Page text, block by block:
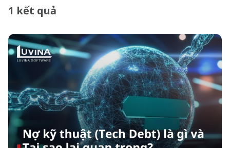
1 kết quả